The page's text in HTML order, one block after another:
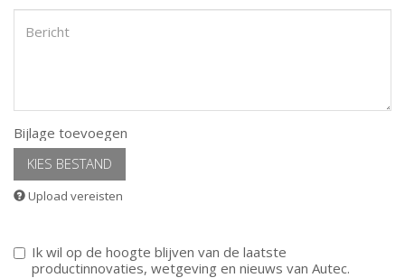
Bijlage toevoegen
KIES BESTAND
Upload vereisten
Ik wil op de hoogte blijven van de laatste
productinnovaties, wetgeving en nieuws van Autec.